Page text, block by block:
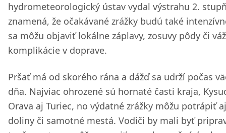
hydrometeorologický ústav vydal výstrahu 2.
znamená, že očakávané zrážky budú také
sa môžu objaviť lokálne záplavy, zosuvy pôdy či
komplikácie v doprave.
Pršať má od skorého rána a dážď sa udrží počas
dňa. Najviac ohrozené sú hornaté časti kraja,
Orava aj Turiec, no výdatné zrážky môžu potrápiť aj
doliny či samotné mestá. Vodiči by mali byť